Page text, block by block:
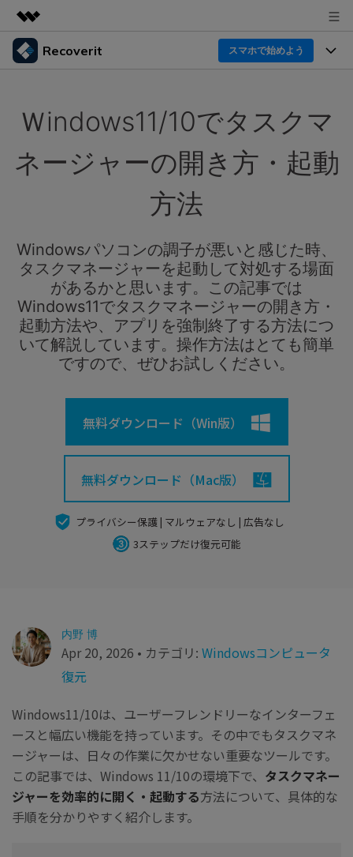
製品
概要
企業情報
プラン＆価格
Recoverit スマホで始めよう
Windowsデータ復元ならRecoverit！確実な復元技術と
スマホで始めよう
Recoverit for Mac
AI
Macの大切なデータを制限なく完全復元
スマホで始めよう
Recoverit 無料版
スマホで始めよう
機能一覧
ドライブから復元
削除されたメディアを復元
独自の復元ソリューション 新着
ドキュメントを復元
データ損失のシナリオ
すべての機能を確認
データ復元事例
外付けデバイス復元
パソコン復元
その他の復元
詳しくは
データ復元の専門家
カスタマーストーリー
人気内容
Recoveritをよりよく活用
操作ガイド
ログイン
search
Ｗindows11/10でタスクマ
ネージャーの開き方・起動
方法
Windowsパソコンの調子が悪いと感じた時、
タスクマネージャーを起動して対処する場面
があるかと思います。この記事では
Windows11でタスクマネージャーの開き方・
起動方法や、アプリを強制終了する方法につ
いて解説しています。操作方法はとても簡単
ですので、ぜひお試しください。
無料ダウンロード（Win版）
無料ダウンロード（Mac版）
プライバシー保護 | マルウェアなし | 広告なし
3ステップだけ復元可能
内野 博
Apr 20, 2026 • カテゴリ: Windowsコンピュータ
復元
Windows11/10は、ユーザーフレンドリーなインターフェ
ースと幅広い機能を持っています。その中でもタスクマネ
ージャーは、日々の作業に欠かせない重要なツールです。
この記事では、Windows 11/10の環境下で、 タスクマネー
ジャーを効率的に開く・起動する方法について、具体的な
手順を分かりやすく紹介します。